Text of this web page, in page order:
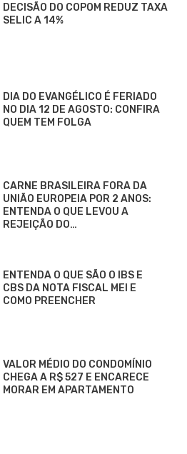
DECISÃO DO COPOM REDUZ TAXA
SELIC A 14%
DIA DO EVANGÉLICO É FERIADO
NO DIA 12 DE AGOSTO: CONFIRA
QUEM TEM FOLGA
CARNE BRASILEIRA FORA DA
UNIÃO EUROPEIA POR 2 ANOS:
ENTENDA O QUE LEVOU A
REJEIÇÃO DO…
ENTENDA O QUE SÃO O IBS E
CBS DA NOTA FISCAL MEI E
COMO PREENCHER
VALOR MÉDIO DO CONDOMÍNIO
CHEGA A R$ 527 E ENCARECE
MORAR EM APARTAMENTO